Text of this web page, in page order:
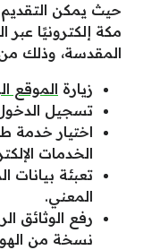
حيث يمكن
مكة إلكترونيًا
المقدسة، وذلك من
زيارة الموقع
تسجيل الدخول
اختيار خدمة
الخدمات
تعبئة بيانات
المعني.
رفع الوثائق
نسخة من